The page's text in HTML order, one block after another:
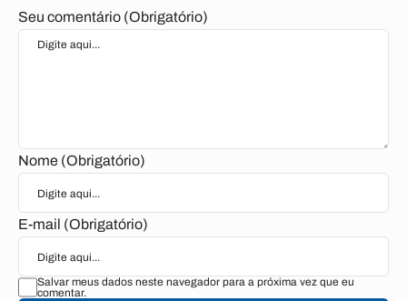
Seu comentário (Obrigatório)
Nome (Obrigatório)
E-mail (Obrigatório)
Salvar meus dados neste navegador para a próxima vez que eu
comentar.